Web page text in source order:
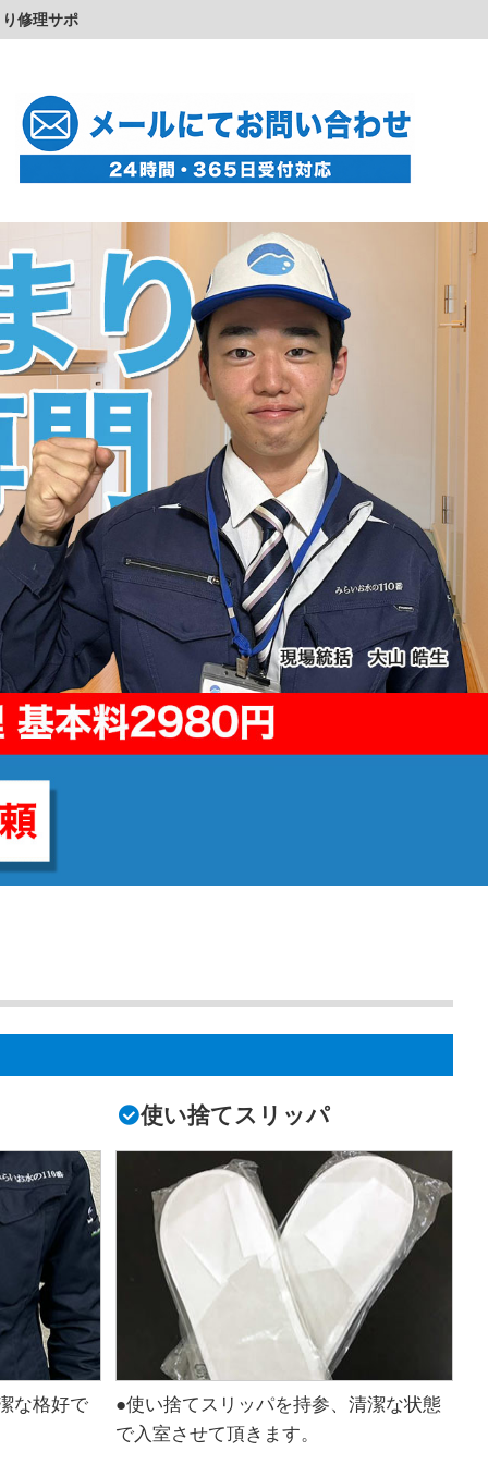
修理サポ
な格好で
使い捨てスリッパ
●使い捨てスリッパを持参、清潔な状態
で入室させて頂きます。